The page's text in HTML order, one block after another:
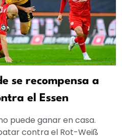
se recompensa a
el Essen
puede ganar en casa.
contra el Rot-Weiß